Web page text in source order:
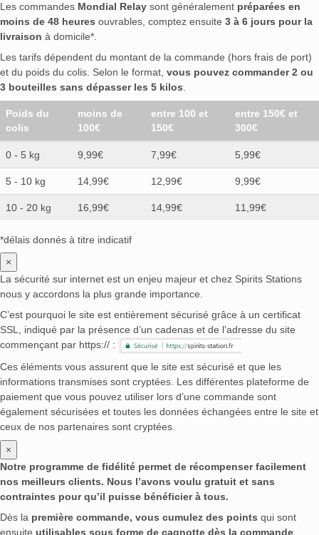
Les commandes Mondial Relay sont généralement préparées en
moins de 48 heures ouvrables, comptez ensuite 3 à 6 jours pour la
livraison à domicile*.
Les tarifs dépendent du montant de la commande (hors frais de port)
et du poids du colis. Selon le format, vous pouvez commander 2 ou
3 bouteilles sans dépasser les 5 kilos.
Poids du
colis
moins de
100€
entre 100 et
150€
entre 150€ et
300€
0 - 5 kg 9,99€ 7,99€ 5,99€
5 - 10 kg 14,99€ 12,99€ 9,99€
10 - 20 kg 16,99€ 14,99€ 11,99€
*délais donnés à titre indicatif
×
La sécurité sur internet est un enjeu majeur et chez Spirits Stations
nous y accordons la plus grande importance.
C’est pourquoi le site est entièrement sécurisé grâce à un certificat
SSL, indiqué par la présence d’un cadenas et de l’adresse du site
commençant par https:// :
Ces éléments vous assurent que le site est sécurisé et que les
informations transmises sont cryptées. Les différentes plateforme de
paiement que vous pouvez utiliser lors d’une commande sont
également sécurisées et toutes les données échangées entre le site et
ceux de nos partenaires sont cryptées.
×
Notre programme de fidélité permet de récompenser facilement
nos meilleurs clients. Nous l’avons voulu gratuit et sans
contraintes pour qu’il puisse bénéficier à tous.
Dès la première commande, vous cumulez des points qui sont
ensuite utilisables sous forme de cagnotte dès la commande